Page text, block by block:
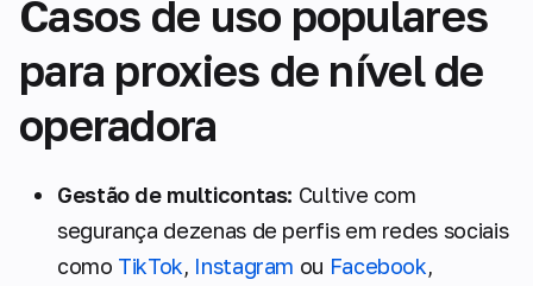
Casos de uso populares
para proxies de nível de
operadora
Gestão de multicontas: Cultive com
segurança dezenas de perfis em redes sociais
como TikTok, Instagram ou Facebook,